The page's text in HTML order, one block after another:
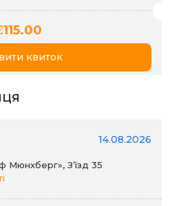
115.00
квиток
14.08.2026
Мюнхберг», З’їзд 35